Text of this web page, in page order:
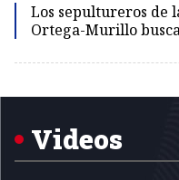
Los sepultureros de
Ortega-Murillo
Videos